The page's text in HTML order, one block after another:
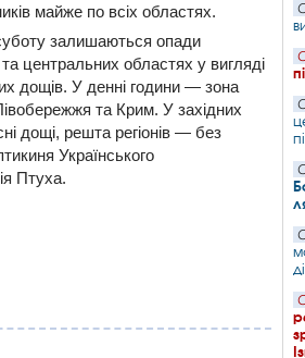
майже по всіх областях.
залишаються опади
та центральних областях у вигляді
дощів. У денні години — зона
та Крим. У західних
дощі, решта регіонів — без
Українського
Птуха.